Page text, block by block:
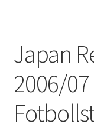
Japan
2006/07